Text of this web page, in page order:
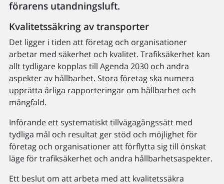
förarens utandningsluft.
Kvalitetssäkring av transporter
Det ligger i tiden att företag och organisationer
arbetar med säkerhet och kvalitet. Trafiksäkerhet kan
allt tydligare kopplas till Agenda 2030 och andra
aspekter av hållbarhet. Stora företag ska numera
upprätta årliga rapporteringar om hållbarhet och
mångfald.
Införande ett systematiskt tillvägagångssätt med
tydliga mål och resultat ger stöd och möjlighet för
företag och organisationer att förflytta sig till önskat
läge för trafiksäkerhet och andra hållbarhetsaspekter.
Ett beslut om att arbeta med att kvalitetssäkra